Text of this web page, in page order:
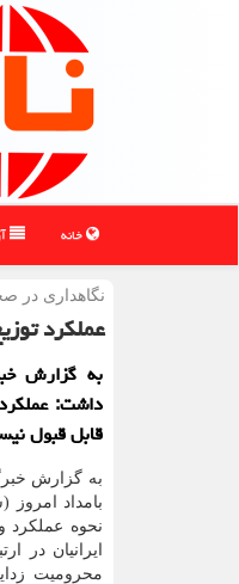
خانه
نگاهداری
عملکرد
به گزارش
داشت:
قابل قبول
به گزارش
نحوه عملکرد
ایرانیان در
محرومیت